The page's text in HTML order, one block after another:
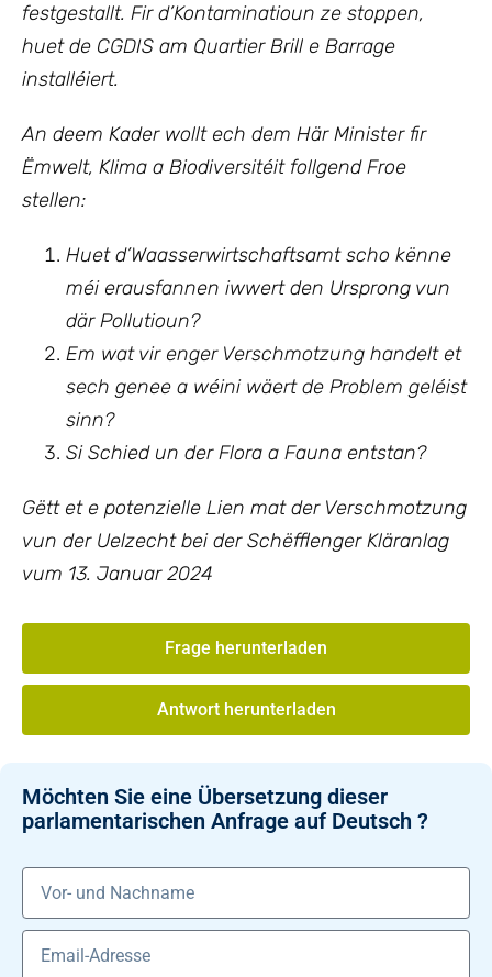
festgestallt. Fir d’Kontaminatioun ze stoppen,
huet de CGDIS am Quartier Brill e Barrage
installéiert.
An deem Kader wollt ech dem Här Minister fir
Ëmwelt, Klima a Biodiversitéit follgend Froe
stellen:
Huet d’Waasserwirtschaftsamt scho kënne
méi erausfannen iwwert den Ursprong vun
där Pollutioun?
Em wat vir enger Verschmotzung handelt et
sech genee a wéini wäert de Problem geléist
sinn?
Si Schied un der Flora a Fauna entstan?
Gëtt et e potenzielle Lien mat der Verschmotzung
vun der Uelzecht bei der Schëfflenger Kläranlag
vum 13. Januar 2024
Frage herunterladen
Antwort herunterladen
Möchten Sie eine Übersetzung dieser
parlamentarischen Anfrage auf Deutsch ?